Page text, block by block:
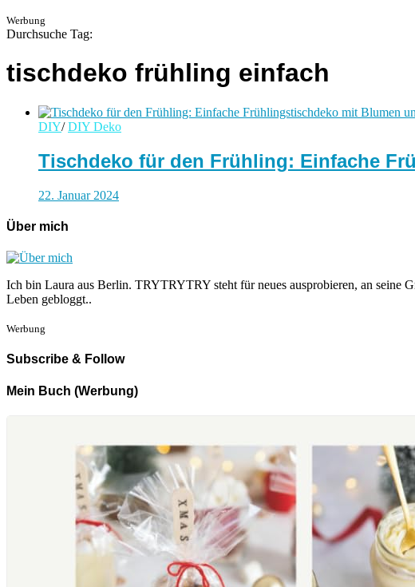
Werbung
Durchsuche Tag:
tischdeko frühling einfach
DIY/ DIY Deko
Tischdeko für den Frühling: Einfache
22. Januar 2024
Über mich
Ich bin Laura aus Berlin. TRYTRYTRY steht für neues ausprobieren, an seine
Leben gebloggt..
Werbung
Subscribe & Follow
Mein Buch (Werbung)